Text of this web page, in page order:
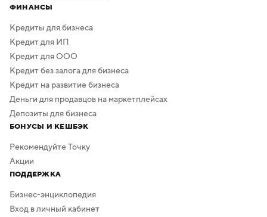
ФИНАНСЫ
Кредиты для бизнеса
Кредит для ИП
Кредит для ООО
Кредит без залога для бизнеса
Кредит на развитие бизнеса
Деньги для продавцов на маркетплейсах
Депозиты для бизнеса
БОНУСЫ И КЕШБЭК
Рекомендуйте Точку
Акции
ПОДДЕРЖКА
Бизнес-энциклопедия
Вход в личный кабинет